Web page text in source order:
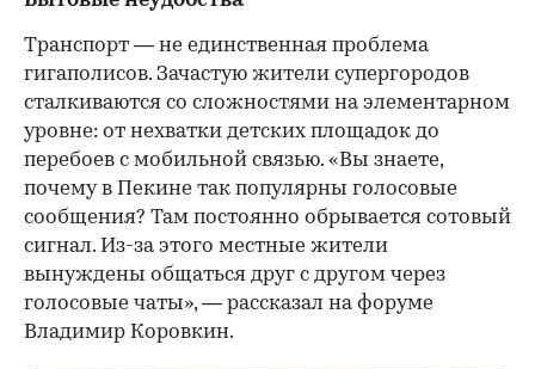
Транспорт — не единственная проблема
гигаполисов. Зачастую жители супергородов
сталкиваются со сложностями на элементарном
уровне: от нехватки детских площадок до
перебоев с мобильной связью. «Вы знаете,
почему в Пекине так популярны голосовые
сообщения? Там постоянно обрывается сотовый
сигнал. Из-за этого местные жители
вынуждены общаться друг с другом через
голосовые чаты», — рассказал на форуме
Владимир Коровкин.